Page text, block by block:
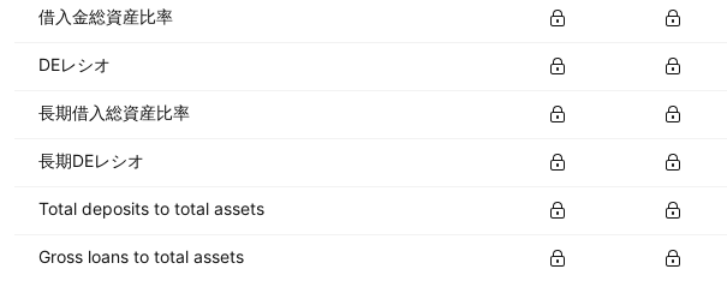
借入金総資産比率
DEレシオ
長期借入総資産比率
長期DEレシオ
Total deposits to total assets
Gross loans to total assets